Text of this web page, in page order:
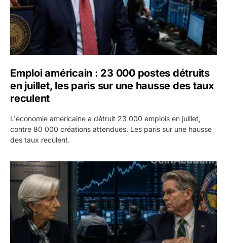
Emploi américain : 23 000 postes détruits
en juillet, les paris sur une hausse des taux
reculent
L'économie américaine a détruit 23 000 emplois en juillet,
contre 80 000 créations attendues. Les paris sur une hausse
des taux reculent.
Yen : Washington a vendu des euros sans prévenir la